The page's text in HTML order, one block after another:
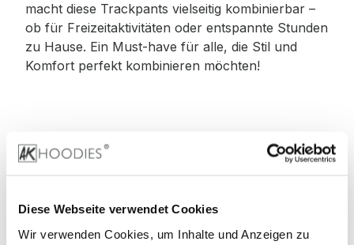
Diese Webseite verwendet Cookies
Wir verwenden Cookies, um Inhalte und Anzeigen zu
macht diese Trackpants vielseitig kombinierbar –
ob für Freizeitaktivitäten oder entspannte Stunden
zu Hause. Ein Must-have für alle, die Stil und
Komfort perfekt kombinieren möchten!
Material: